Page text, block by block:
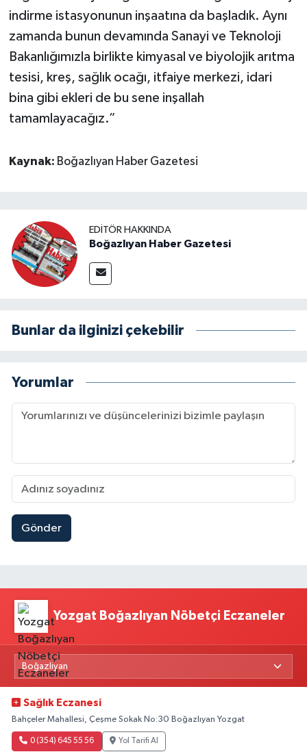
indirme istasyonunun inşaatına da başladık. Aynı
zamanda bunun devamında Sanayi ve Teknoloji
Bakanlığımızla birlikte kimyasal ve biyolojik arıtma
tesisi, kreş, sağlık ocağı, itfaiye merkezi, idari
bina gibi ekleri de bu sene inşallah
tamamlayacağız.”
Kaynak: Boğazlıyan Haber Gazetesi
EDITÖR HAKKINDA
Boğazlıyan Haber Gazetesi
Bunlar da ilginizi çekebilir
Yorumlar
Gönder
Yozgat Boğazlıyan Nöbetçi Eczaneler
Sağlık Eczanesi
Bahçeler Mahallesi, Çeşme Sokak No:30 Boğazlıyan Yozgat
0 (354) 645 55 56 Yol Tarifi Al